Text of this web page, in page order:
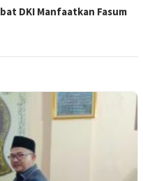
DKI Manfaatkan Fasum